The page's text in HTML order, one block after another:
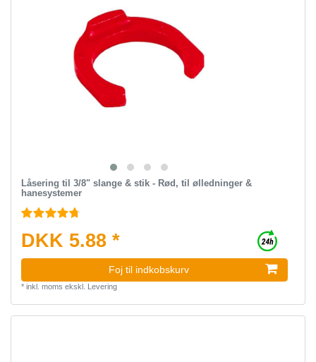
Låsering til 3/8" slange & stik - Rød, til ølledninger &
hanesystemer
DKK 5.88 *
Foj til indkobskurv
* inkl. moms ekskl. Levering